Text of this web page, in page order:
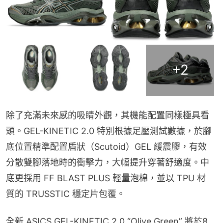
+2
除了充滿未來感的吸睛外觀，其機能配置同樣極具看
頭。GEL-KINETIC 2.0 特別根據足壓測試數據，於腳
底位置精準配置盾狀（Scutoid）GEL 緩震膠，有效
分散雙腳落地時的衝擊力，大幅提升穿著舒適度。中
底更採用 FF BLAST PLUS 輕量泡棉，並以 TPU 材
質的 TRUSSTIC 穩定片包覆。